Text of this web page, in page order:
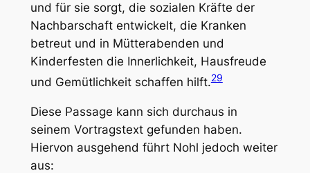
und für sie sorgt, die sozialen Kräfte der
Nachbarschaft entwickelt, die Kranken
betreut und in Mütterabenden und
Kinderfesten die Innerlichkeit, Hausfreude
und Gemütlichkeit schaffen hilft.29
Diese Passage kann sich durchaus in
seinem Vortragstext gefunden haben.
Hiervon ausgehend führt Nohl jedoch weiter
aus: